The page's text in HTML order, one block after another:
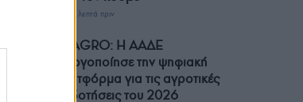
54 λεπτά πριν
myAGRO: Η ΑΑΔΕ
ενεργοποίησε την ψηφιακή
πλατφόρμα για τις αγροτικές
επιδοτήσεις του 2026